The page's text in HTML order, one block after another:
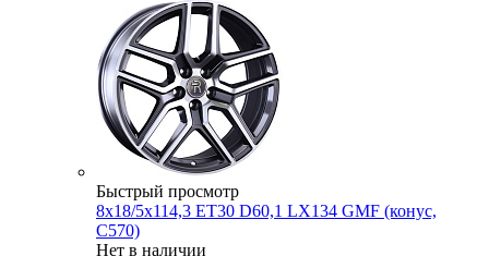
Быстрый просмотр
8x18/5x114,3 ET30 D60,1 LX134 GMF (конус,
C570)
Нет в наличии